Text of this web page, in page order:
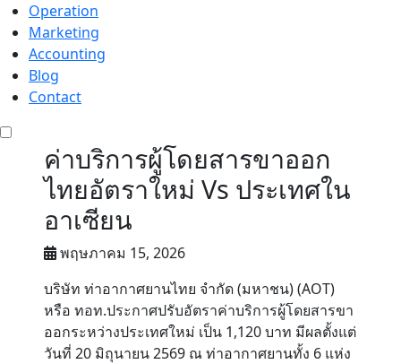
Operation
Marketing
Accounting
Blog
Contact
ค่าบริการผู้โดยสารขาออก
ไทยอัตราใหม่ Vs ประเทศใน
อาเซียน
พฤษภาคม 15, 2026
บริษัท ท่าอากาศยานไทย จำกัด (มหาชน) (AOT)
หรือ ทอท.ประกาศปรับอัตราค่าบริการผู้โดยสารขา
ออกระหว่างประเทศใหม่ เป็น 1,120 บาท มีผลตั้งแต่
วันที่ 20 มิถุนายน 2569 ณ ท่าอากาศยานทั้ง 6 แห่ง